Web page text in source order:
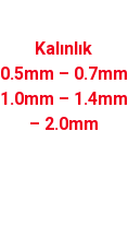
Kalınlık
0.5mm – 0.7mm
1.0mm – 1.4mm
– 2.0mm